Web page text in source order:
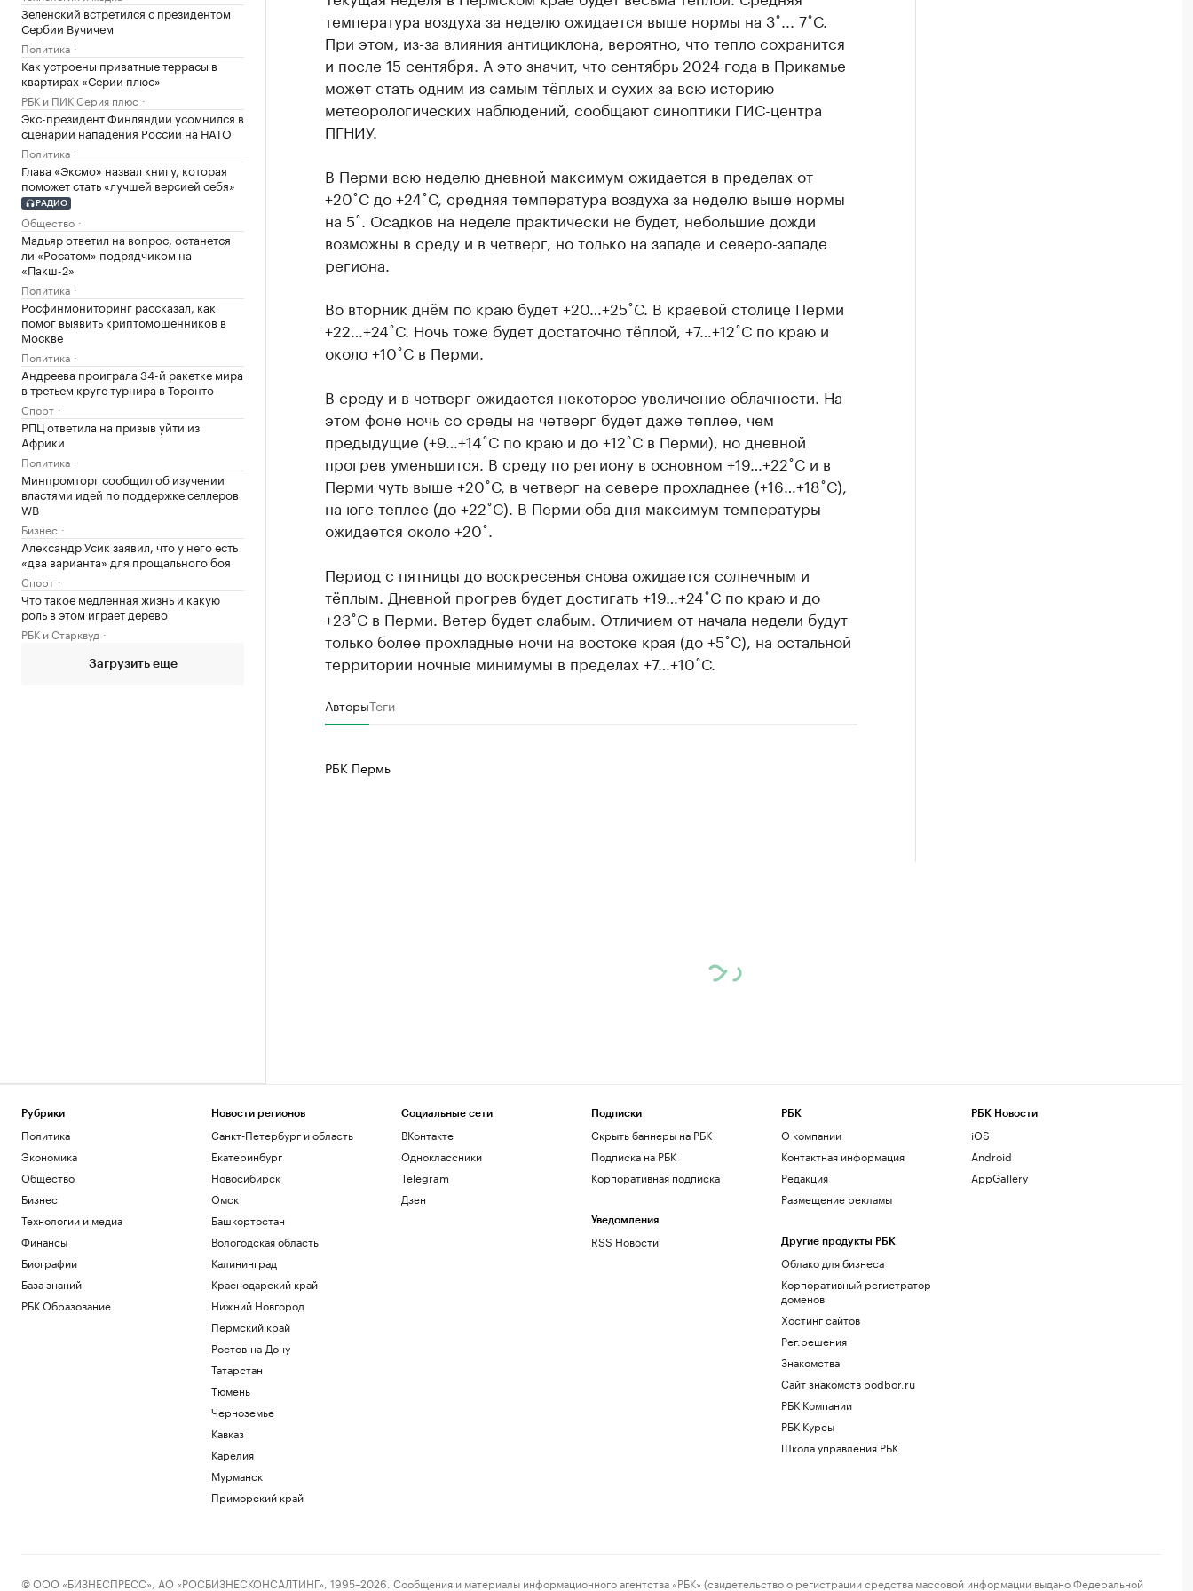
Зеленский встретился с президентом
Сербии Вучичем
Политика
Как устроены приватные террасы в
квартирах «Серии плюс»
РБК и ПИК Серия плюс
Экс-президент Финляндии усомнился в
сценарии нападения России на НАТО
Политика
Глава «Эксмо» назвал книгу, которая
поможет стать «лучшей версией себя»
РАДИО
Общество
Мадьяр ответил на вопрос, останется
ли «Росатом» подрядчиком на
«Пакш-2»
Политика
Росфинмониторинг рассказал, как
помог выявить криптомошенников в
Москве
Политика
Андреева проиграла 34-й ракетке мира
в третьем круге турнира в Торонто
Спорт
РПЦ ответила на призыв уйти из
Африки
Политика
Минпромторг сообщил об изучении
властями идей по поддержке селлеров
WB
Бизнес
Александр Усик заявил, что у него есть
«два варианта» для прощального боя
Спорт
Что такое медленная жизнь и какую
роль в этом играет дерево
РБК и Старквуд
Загрузить еще
температура воздуха за неделю ожидается выше нормы на 3˚... 7˚С.
При этом, из-за влияния антициклона, вероятно, что тепло сохранится
и после 15 сентября. А это значит, что сентябрь 2024 года в Прикамье
может стать одним из самым тёплых и сухих за всю историю
метеорологических наблюдений, сообщают синоптики ГИС-центра
ПГНИУ.
В Перми всю неделю дневной максимум ожидается в пределах от
+20˚С до +24˚С, средняя температура воздуха за неделю выше нормы
на 5˚. Осадков на неделе практически не будет, небольшие дожди
возможны в среду и в четверг, но только на западе и северо-западе
региона.
Во вторник днём по краю будет +20…+25˚С. В краевой столице Перми
+22…+24˚С. Ночь тоже будет достаточно тёплой, +7…+12˚С по краю и
около +10˚С в Перми.
В среду и в четверг ожидается некоторое увеличение облачности. На
этом фоне ночь со среды на четверг будет даже теплее, чем
предыдущие (+9…+14˚С по краю и до +12˚С в Перми), но дневной
прогрев уменьшится. В среду по региону в основном +19…+22˚С и в
Перми чуть выше +20˚С, в четверг на севере прохладнее (+16…+18˚С),
на юге теплее (до +22˚С). В Перми оба дня максимум температуры
ожидается около +20˚.
Период с пятницы до воскресенья снова ожидается солнечным и
тёплым. Дневной прогрев будет достигать +19…+24˚С по краю и до
+23˚С в Перми. Ветер будет слабым. Отличием от начала недели будут
только более прохладные ночи на востоке края (до +5˚С), на остальной
территории ночные минимумы в пределах +7…+10˚С.
АвторыТеги
РБК Пермь
Рубрики
Политика
Экономика
Общество
Бизнес
Технологии и медиа
Финансы
Биографии
База знаний
РБК Образование
Новости регионов
Санкт-Петербург и область
Екатеринбург
Новосибирск
Омск
Башкортостан
Вологодская область
Калининград
Краснодарский край
Нижний Новгород
Пермский край
Ростов-на-Дону
Татарстан
Тюмень
Черноземье
Кавказ
Карелия
Мурманск
Приморский край
Социальные сети
ВКонтакте
Одноклассники
Telegram
Дзен
Подписки
Скрыть баннеры на РБК
Подписка на РБК
Корпоративная подписка
Уведомления
RSS Новости
РБК
О компании
Контактная информация
Редакция
Размещение рекламы
Другие продукты РБК
Облако для бизнеса
Корпоративный регистратор
доменов
Хостинг сайтов
Рег.решения
Знакомства
Сайт знакомств podbor.ru
РБК Компании
РБК Курсы
Школа управления РБК
РБК Новости
iOS
Android
AppGallery
© ООО «БИЗНЕСПРЕСС», АО «РОСБИЗНЕСКОНСАЛТИНГ», 1995–2026. Сообщения и материалы информационного агентства «РБК» (свидетельство о регистрации средства массовой информации выдано Федеральной